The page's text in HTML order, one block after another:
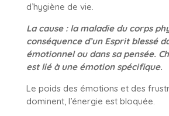
d’hygiène de vie.
La cause : la maladie du corps
conséquence d’un Esprit blessé
émotionnel ou dans sa pensée.
est lié à une émotion spécifique.
Le poids des émotions et des
dominent, l’énergie est bloquée.